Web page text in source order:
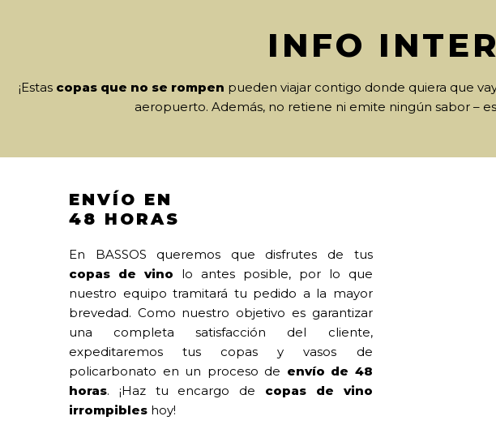
INFO
¡Estas copas que no se rompen pueden viajar contigo donde quiera que
aeropuerto. Además, no retiene ni emite ningún sabor –
ENVÍO EN
48 HORAS
En BASSOS queremos que disfrutes de tus
copas de vino lo antes posible, por lo que
nuestro equipo tramitará tu pedido a la mayor
brevedad. Como nuestro objetivo es garantizar
una completa satisfacción del cliente,
expeditaremos tus copas y vasos de
policarbonato en un proceso de envío de 48
horas. ¡Haz tu encargo de copas de vino
irrompibles hoy!